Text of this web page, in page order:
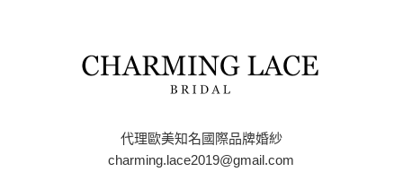
代理歐美知名國際品牌婚紗
charming.lace2019@gmail.com